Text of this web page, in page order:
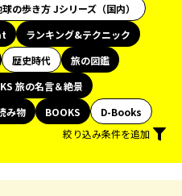
の歩き方 Jシリーズ（国内）
ランキング&テクニック
歴史時代
旅の図鑑
旅の名言＆絶景
み物 BOOKS
D-Books
絞り込み条件を追加